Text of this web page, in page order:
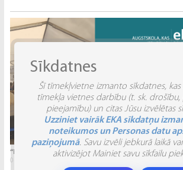
“INVENTIO 2026” ATSKATS
04.06.2026.
Sīkdatnes
Šī tīmekļvietne izmanto sīkdatnes,
tīmekļa vietnes darbību (t. sk. drošību,
pieejamību) un citas Jūsu izvēlētas
Uzziniet vairāk EKA sīkdatņu
noteikumos un Personas datu
paziņojumā. Savu izvēli jebkurā laikā
aktivizējot Mainiet savu sīkfailu